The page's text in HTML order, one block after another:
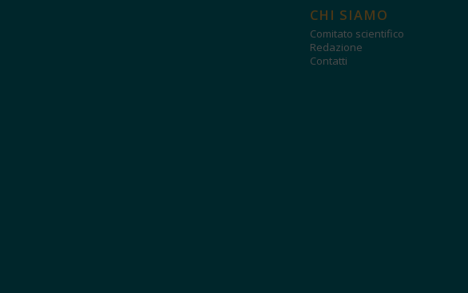
CHI SIAMO
Comitato scientifico
Redazione
Contatti